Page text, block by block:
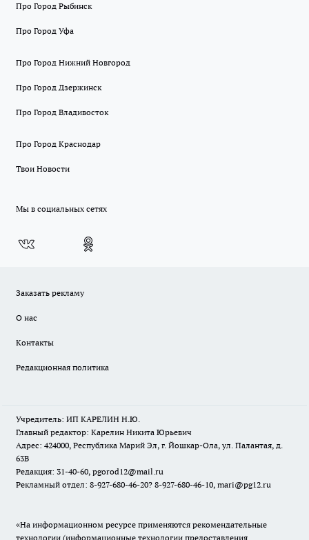
Про Город Рыбинск
Про Город Уфа
Про Город Нижний Новгород
Про Город Дзержинск
Про Город Владивосток
Про Город Краснодар
Твои Новости
Мы в социальных сетях
Заказать рекламу
О нас
Контакты
Редакционная политика
Учредитель: ИП КАРЕЛИН Н.Ю.
Главный редактор: Карелин Никита Юрьевич
Адрес: 424000, Республика Марий Эл, г. Йошкар-Ола, ул. Палантая, д.
63В
Редакция: 31-40-60, pgorod12@mail.ru
Рекламный отдел: 8-927-680-46-20? 8-927-680-46-10, mari@pg12.ru
«На информационном ресурсе применяются рекомендательные
технологии (информационные технологии предоставления